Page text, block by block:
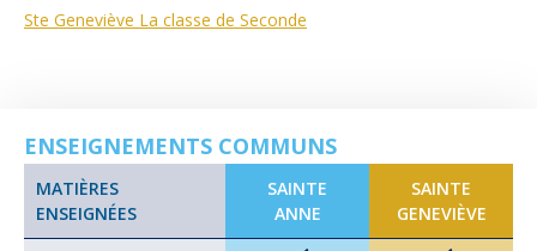
Ste Geneviève La classe de Seconde
ENSEIGNEMENTS COMMUNS
MATIÈRES
ENSEIGNÉES
SAINTE
ANNE
SAINTE
GENEVIÈVE